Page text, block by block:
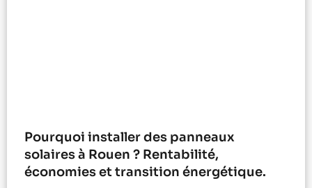
Pourquoi installer des panneaux
solaires à Rouen ? Rentabilité,
économies et transition énergétique.